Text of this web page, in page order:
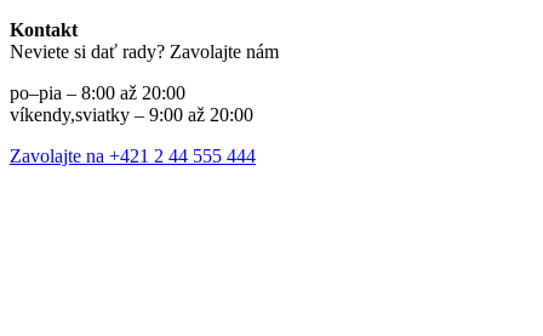
Kontakt
Neviete si dať rady? Zavolajte nám
po–pia – 8:00 až 20:00
víkendy,sviatky – 9:00 až 20:00
Zavolajte na +421 2 44 555 444